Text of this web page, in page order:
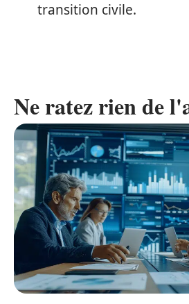
transition civile.
Ne ratez rien de